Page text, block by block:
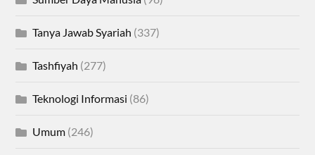
Tanya Jawab Syariah (337)
Tashfiyah (277)
Teknologi Informasi (86)
Umum (246)